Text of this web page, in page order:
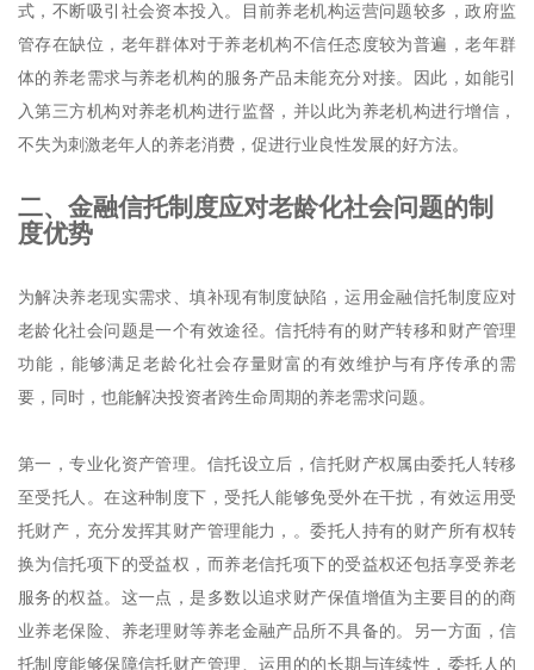
式，不断吸引社会资本投入。目前养老机构运营问题较多，政府监
管存在缺位，老年群体对于养老机构不信任态度较为普遍，老年群
体的养老需求与养老机构的服务产品未能充分对接。因此，如能引
入第三方机构对养老机构进行监督，并以此为养老机构进行增信，
不失为刺激老年人的养老消费，促进行业良性发展的好方法。
二、 金融信托制度应对老龄化社会问题的制
度优势
为解决养老现实需求、填补现有制度缺陷，运用金融信托制度应对
老龄化社会问题是一个有效途径。信托特有的财产转移和财产管理
功能，能够满足老龄化社会存量财富的有效维护与有序传承的需
要，同时，也能解决投资者跨生命周期的养老需求问题。
第一，专业化资产管理。信托设立后，信托财产权属由委托人转移
至受托人。在这种制度下，受托人能够免受外在干扰，有效运用受
托财产，充分发挥其财产管理能力，。委托人持有的财产所有权转
换为信托项下的受益权，而养老信托项下的受益权还包括享受养老
服务的权益。这一点，是多数以追求财产保值增值为主要目的的商
业养老保险、养老理财等养老金融产品所不具备的。另一方面，信
托制度能够保障信托财产管理、运用的的长期与连续性，委托人的